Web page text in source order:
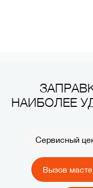
НАИБОЛЕЕ
Сервисный
Вызов